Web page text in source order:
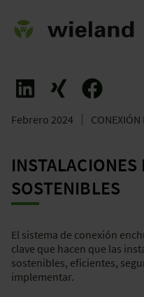
Febrero 2024 CONEXIÓN
INSTALACIONES
SOSTENIBLES
El sistema de conexión
clave que hacen que las
sostenibles, eficientes,
implementar.